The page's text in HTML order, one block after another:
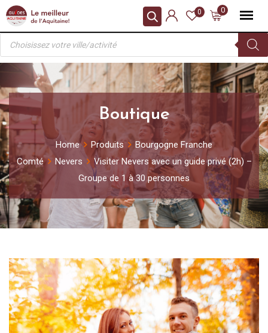
Skip
content
0
0
Recherche
produits
Boutique
Home Produits
Bourgogne Franche
Comté
Nevers
Visiter Nevers avec un guide privé (2h) –
Groupe de 1 à 30 personnes